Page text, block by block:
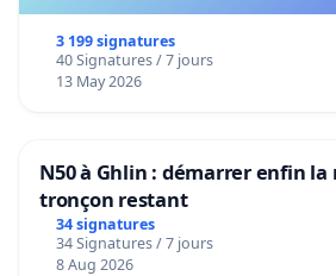
3 199 signatures
40 Signatures / 7 jours
13 May 2026
N50 à Ghlin : démarrer enfin
tronçon restant
34 signatures
34 Signatures / 7 jours
8 Aug 2026